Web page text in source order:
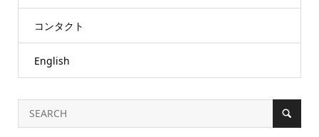
コンタクト
English